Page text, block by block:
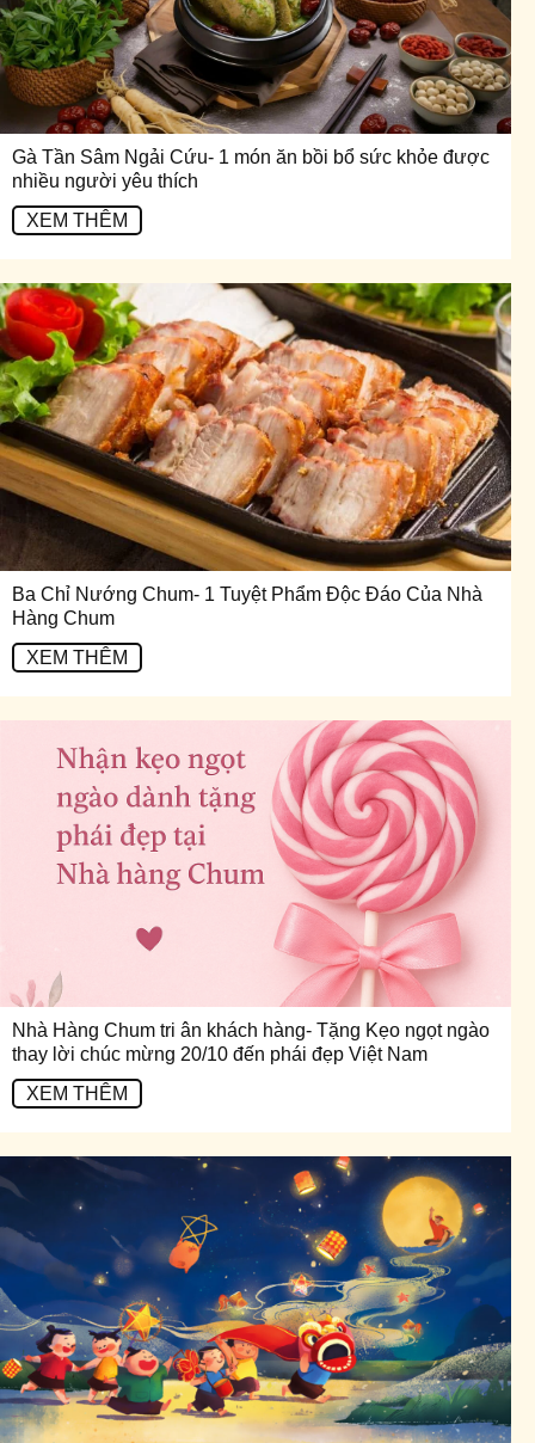
Gà Tần Sâm Ngải Cứu- 1 món ăn bồi bổ sức khỏe được
nhiều người yêu thích
XEM THÊM
Ba Chỉ Nướng Chum- 1 Tuyệt Phẩm Độc Đáo Của Nhà
Hàng Chum
XEM THÊM
Nhà Hàng Chum tri ân khách hàng- Tặng Kẹo ngọt ngào
thay lời chúc mừng 20/10 đến phái đẹp Việt Nam
XEM THÊM